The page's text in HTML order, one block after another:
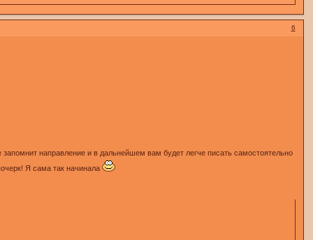
6
направление и в дальнейшем вам будет легче писать самостоятельно
Я сама так начинала